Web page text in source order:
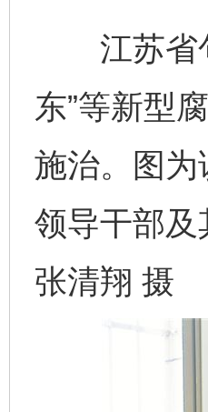
江苏省句
东”等新型
施治。图
领导干部
张清翔 摄